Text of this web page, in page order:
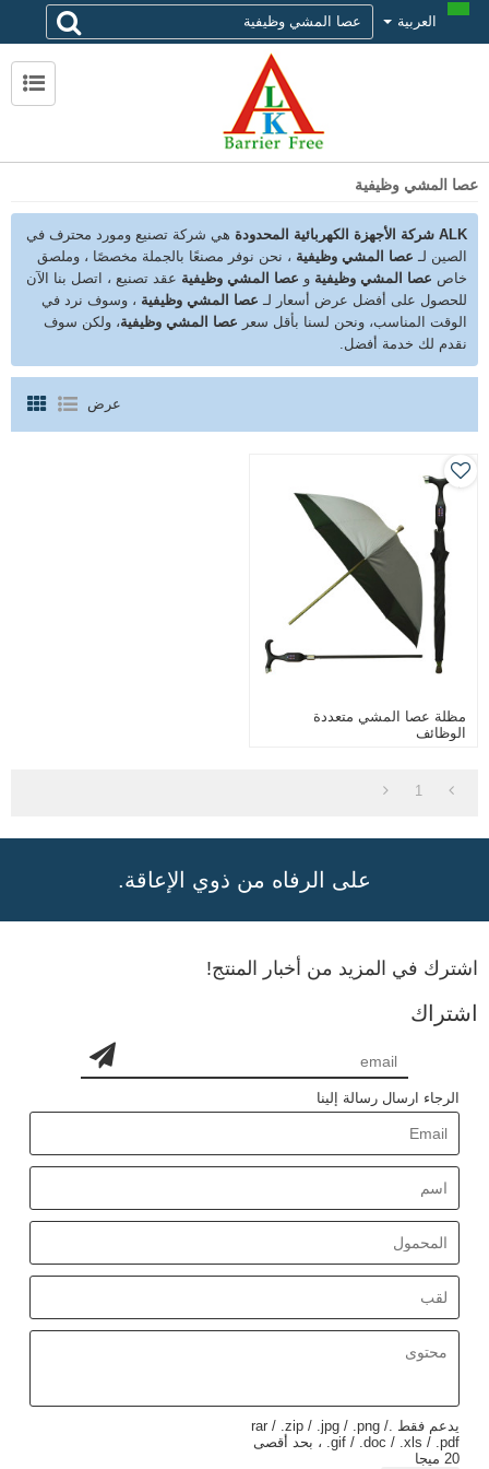
العربية
عصا المشي وظيفية
ALK شركة الأجهزة الكهربائية المحدودة
هي شركة تصنيع ومورد محترف في
الصين لـ عصا المشي وظيفية ، نحن نوفر مصنعًا بالجملة مخصصًا ، وملصق
خاص عصا المشي وظيفية و عصا المشي وظيفية عقد تصنيع ، اتصل بنا الآن
للحصول على أفضل عرض أسعار لـ عصا المشي وظيفية ، وسوف نرد في
الوقت المناسب، ونحن لسنا بأقل سعر عصا المشي وظيفية، ولكن سوف
نقدم لك خدمة أفضل.
عرض
مظلة عصا المشي متعددة
الوظائف
1
على الرفاه من ذوي الإعاقة.
اشترك في المزيد من أخبار المنتج!
اشتراك
الرجاء ارسال رسالة إلينا
يدعم فقط .rar / .zip / .jpg / .png /
.gif / .doc / .xls / .pdf ، بحد أقصى
20 ميجا